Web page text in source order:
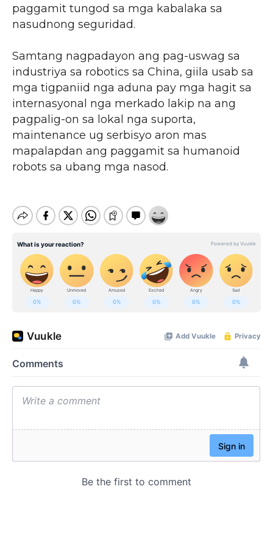
paggamit tungod sa mga kabalaka sa
nasudnong seguridad.
Samtang nagpadayon ang pag-uswag sa
industriya sa robotics sa China, giila usab sa
mga tigpaniid nga aduna pay mga hagit sa
internasyonal nga merkado lakip na ang
pagpalig-on sa lokal nga suporta,
maintenance ug serbisyo aron mas
mapalapdan ang paggamit sa humanoid
robots sa ubang mga nasod.